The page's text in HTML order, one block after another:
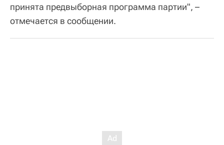
принята предвыборная программа партии", –
отмечается в сообщении.